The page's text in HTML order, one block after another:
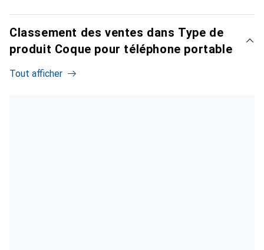
Classement des ventes dans Type de
produit Coque pour téléphone portable
Tout afficher